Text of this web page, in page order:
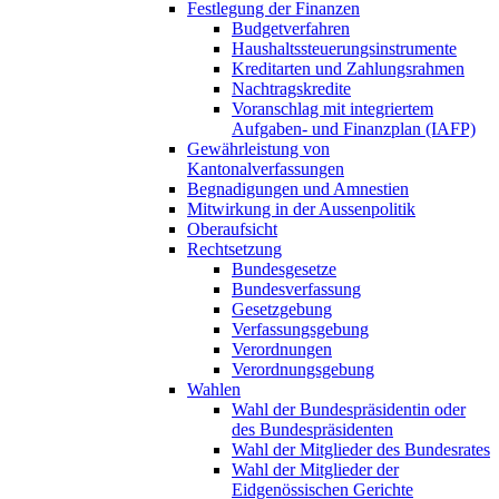
Festlegung der Finanzen
Budgetverfahren
Haushaltssteuerungsinstrumente
Kreditarten und Zahlungsrahmen
Nachtragskredite
Voranschlag mit integriertem
Aufgaben- und Finanzplan (IAFP)
Gewährleistung von
Kantonalverfassungen
Begnadigungen und Amnestien
Mitwirkung in der Aussenpolitik
Oberaufsicht
Rechtsetzung
Bundesgesetze
Bundesverfassung
Gesetzgebung
Verfassungsgebung
Verordnungen
Verordnungsgebung
Wahlen
Wahl der Bundespräsidentin oder
des Bundespräsidenten
Wahl der Mitglieder des Bundesrates
Wahl der Mitglieder der
Eidgenössischen Gerichte